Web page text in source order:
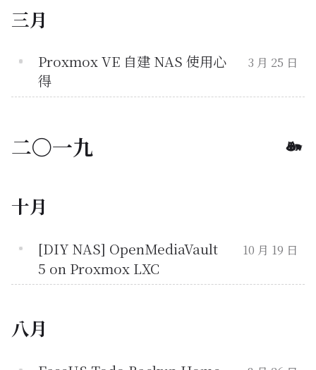
三月
Proxmox VE 自建 NAS 使用心
得
3 月 25 日
二〇一九
十月
[DIY NAS] OpenMediaVault
5 on Proxmox LXC
10 月 19 日
八月